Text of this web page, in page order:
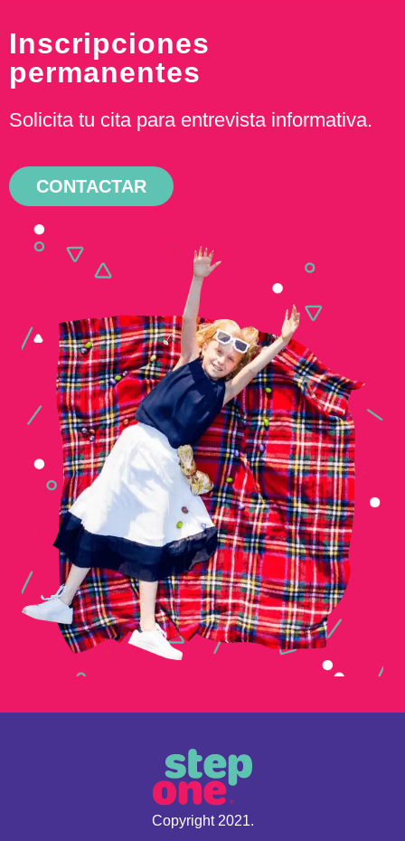
Inscripciones
permanentes
Solicita tu cita para entrevista informativa.
CONTACTAR
Copyright 2021.